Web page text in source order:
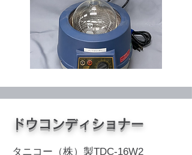
ドウコンディショナー
タニコー（株）製TDC-16W2